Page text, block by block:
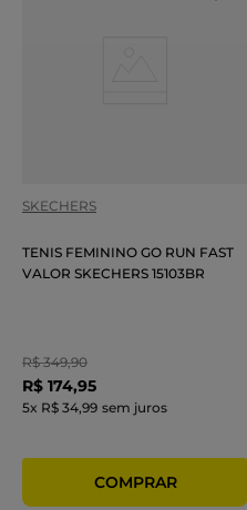
SKECHERS
TENIS FEMININO GO RUN FAST
VALOR SKECHERS 15103BR
R$ 349,90
R$ 174,95
5x R$ 34,99 sem juros